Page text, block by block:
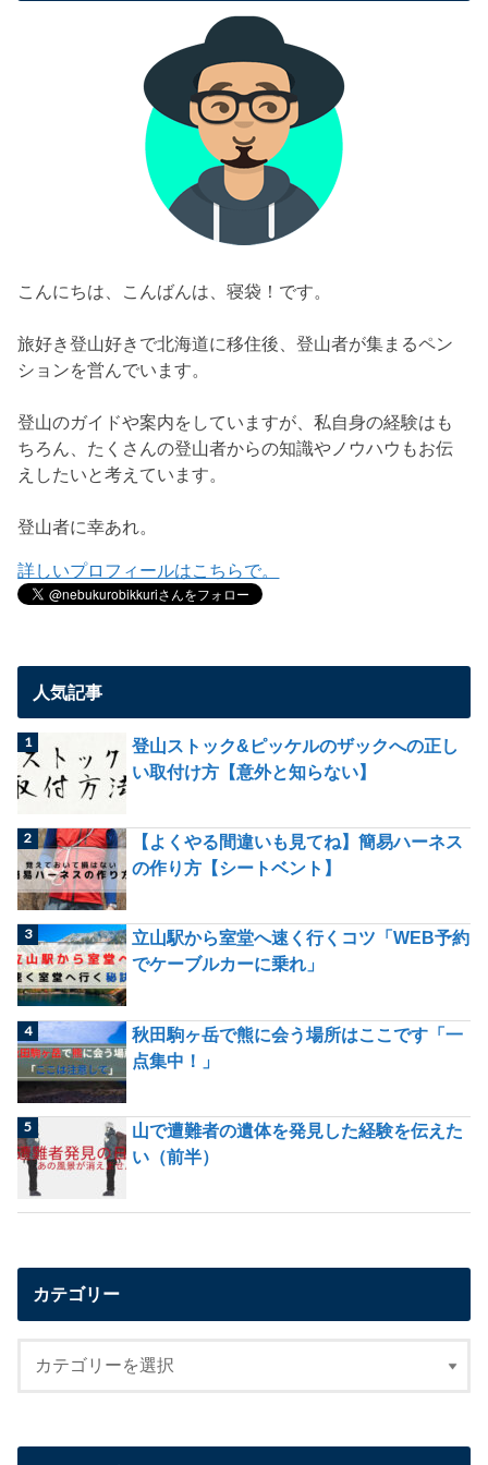
こんにちは、こんばんは、寝袋！です。
旅好き登山好きで北海道に移住後、登山者が集まるペン
ションを営んでいます。
登山のガイドや案内をしていますが、私自身の経験はも
ちろん、たくさんの登山者からの知識やノウハウもお伝
えしたいと考えています。
登山者に幸あれ。
詳しいプロフィールはこちらで。
人気記事
登山ストック&ピッケルのザックへの正し
い取付け方【意外と知らない】
【よくやる間違いも見てね】簡易ハーネス
の作り方【シートベント】
立山駅から室堂へ速く行くコツ「WEB予約
でケーブルカーに乗れ」
秋田駒ヶ岳で熊に会う場所はここです「一
点集中！」
山で遭難者の遺体を発見した経験を伝えた
い（前半）
カテゴリー